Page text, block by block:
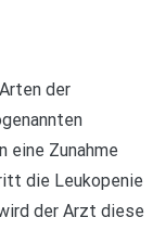
der
eine Zunahme
die Leukopenie
der Arzt diese